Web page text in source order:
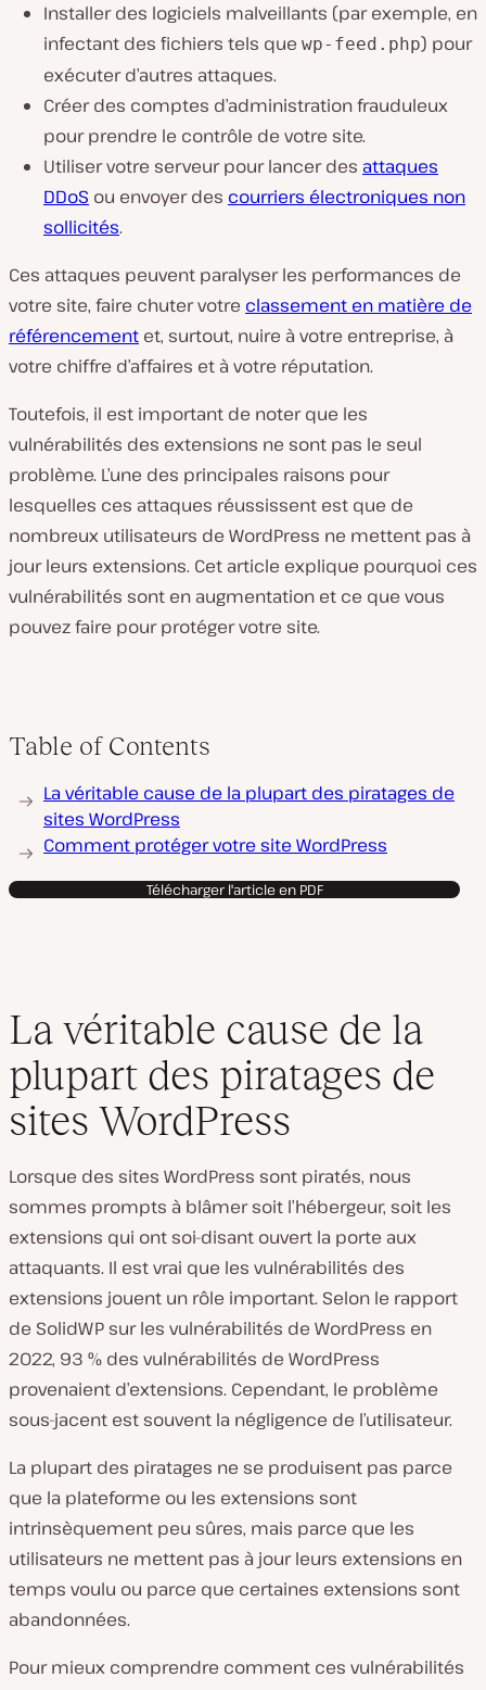
Installer des logiciels malveillants (par exemple, en
infectant des fichiers tels que wp-feed.php) pour
exécuter d’autres attaques.
Créer des comptes d’administration frauduleux
pour prendre le contrôle de votre site.
Utiliser votre serveur pour lancer des attaques
DDoS ou envoyer des courriers électroniques non
sollicités.
Ces attaques peuvent paralyser les performances de
votre site, faire chuter votre classement en matière de
référencement et, surtout, nuire à votre entreprise, à
votre chiffre d’affaires et à votre réputation.
Toutefois, il est important de noter que les
vulnérabilités des extensions ne sont pas le seul
problème. L’une des principales raisons pour
lesquelles ces attaques réussissent est que de
nombreux utilisateurs de WordPress ne mettent pas à
jour leurs extensions. Cet article explique pourquoi ces
vulnérabilités sont en augmentation et ce que vous
pouvez faire pour protéger votre site.
Table of Contents
La véritable cause de la plupart des piratages de
sites WordPress
Comment protéger votre site WordPress
Télécharger l'article en PDF
La véritable cause de la
plupart des piratages de
sites WordPress
Lorsque des sites WordPress sont piratés, nous
sommes prompts à blâmer soit l’hébergeur, soit les
extensions qui ont soi-disant ouvert la porte aux
attaquants. Il est vrai que les vulnérabilités des
extensions jouent un rôle important. Selon le rapport
de SolidWP sur les vulnérabilités de WordPress en
2022, 93 % des vulnérabilités de WordPress
provenaient d’extensions. Cependant, le problème
sous-jacent est souvent la négligence de l’utilisateur.
La plupart des piratages ne se produisent pas parce
que la plateforme ou les extensions sont
intrinsèquement peu sûres, mais parce que les
utilisateurs ne mettent pas à jour leurs extensions en
temps voulu ou parce que certaines extensions sont
abandonnées.
Pour mieux comprendre comment ces vulnérabilités